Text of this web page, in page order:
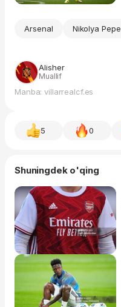
Arsenal Nikolya Pepe
Alisher
Muallif
Manba: villarrealcf.es
5 0
Shuningdek o'qing